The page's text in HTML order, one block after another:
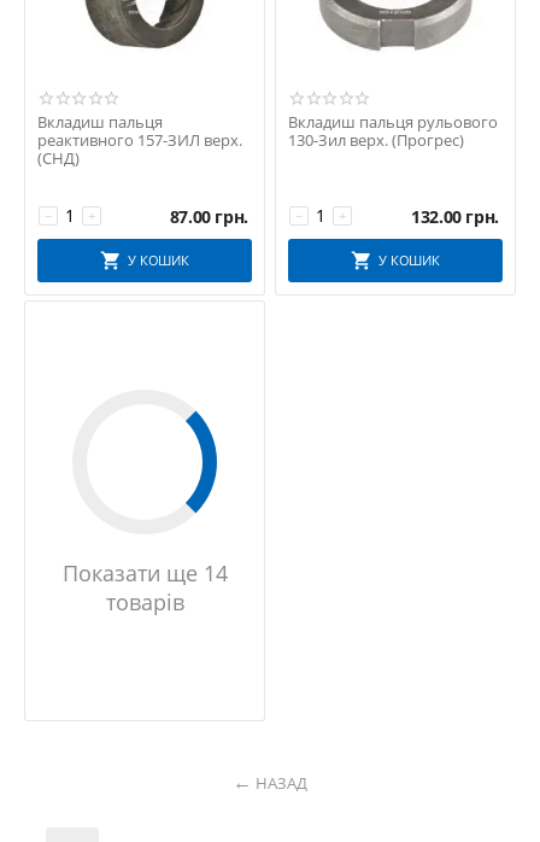
Вкладиш пальця
реактивного 157-ЗИЛ верх.
(СНД)
+
− 87.00 грн.
У КОШИК
Вкладиш пальця рульового
130-Зил верх. (Прогрес)
+
− 132.00 грн.
У КОШИК
Показати ще 14
товарів
НАЗАД